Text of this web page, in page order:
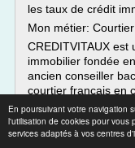
En poursuivant votre navigation
l'utilisation de cookies pour vous
services adaptés à vos centres
les taux de crédit
Mon métier:
CREDITVITAUX
immobilier fondée
ancien conseiller
courtier français en
courtier en
rachat de credit